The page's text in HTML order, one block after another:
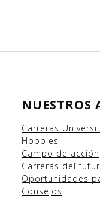
NUESTROS
Carreras
Hobbies
Campo de acción
Carreras del
Oportunidades
Consejos